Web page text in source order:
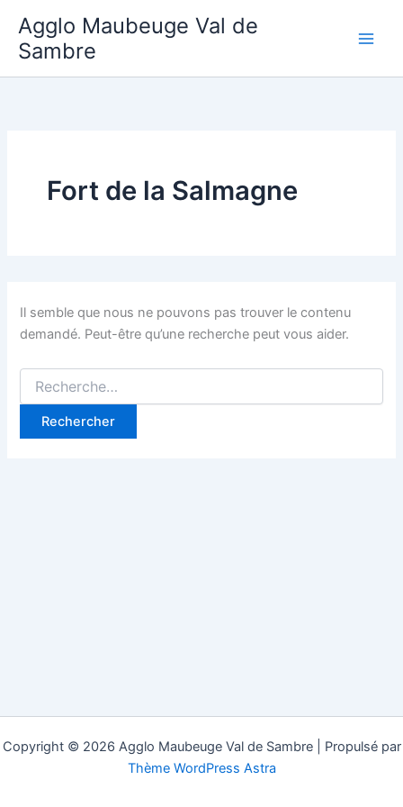
contenu
Agglo Maubeuge Val de
Sambre
Fort de la Salmagne
Il semble que nous ne pouvons pas trouver le contenu
demandé. Peut-être qu’une recherche peut vous aider.
Rechercher :
Copyright © 2026 Agglo Maubeuge Val de Sambre | Propulsé par
Thème WordPress Astra